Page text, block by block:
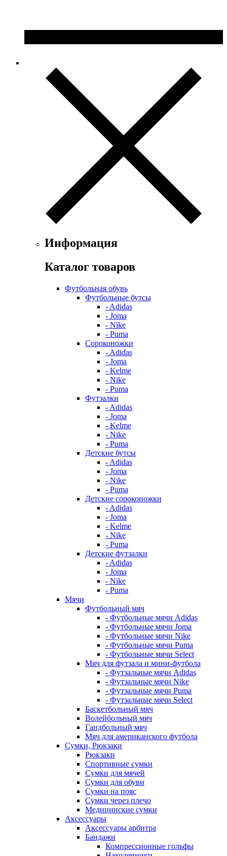
Информация
Каталог товаров
Футбольная обувь
Футбольные бутсы
- Adidas
- Joma
- Nike
- Puma
Сороконожки
- Adidas
- Joma
- Kelme
- Nike
- Puma
Футзалки
- Adidas
- Joma
- Kelme
- Nike
- Puma
Детские бутсы
- Adidas
- Joma
- Nike
- Puma
Детские сороконожки
- Adidas
- Joma
- Kelme
- Nike
- Puma
Детские футзалки
- Adidas
- Joma
- Nike
- Puma
Мячи
Футбольный мяч
- Футбольные мячи Adidas
- Футбольные мячи Joma
- Футбольные мячи Nike
- Футбольные мячи Puma
- Футбольные мячи Select
Мяч для футзала и мини-футбола
- Футзальные мячи Adidas
- Футзальные мячи Nike
- Футзальные мячи Puma
- Футзальные мячи Select
Баскетбольный мяч
Волейбольный мяч
Гандбольный мяч
Мяч для американского футбола
Сумки, Рюкзаки
Рюкзаки
Спортивные сумки
Сумки для мячей
Сумки для обуви
Сумки на пояс
Сумки через плечо
Медицинские сумки
Аксессуары
Аксессуары арбитра
Бандажи
Компрессионные гольфы